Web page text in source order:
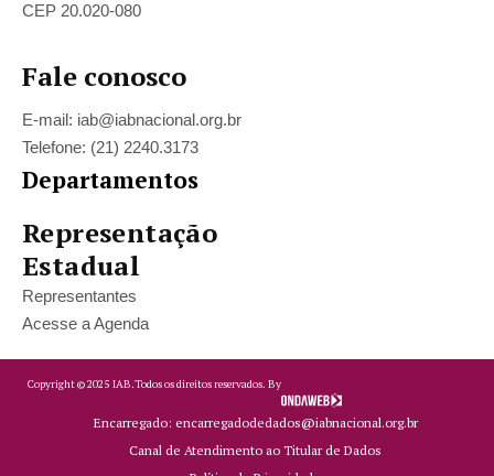
CEP 20.020-080
Fale conosco
E-mail: iab@iabnacional.org.br
Telefone: (21) 2240.3173
Departamentos
Representação
Estadual
Representantes
Acesse a Agenda
Copyright ©2025 IAB.Todos os direitos reservados. By
Encarregado: encarregadodedados@iabnacional.org.br
Canal de Atendimento ao Titular de Dados